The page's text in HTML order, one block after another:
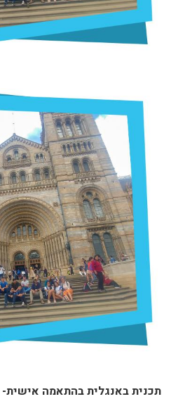
תכנית באנגלית בהתאמה אישית-